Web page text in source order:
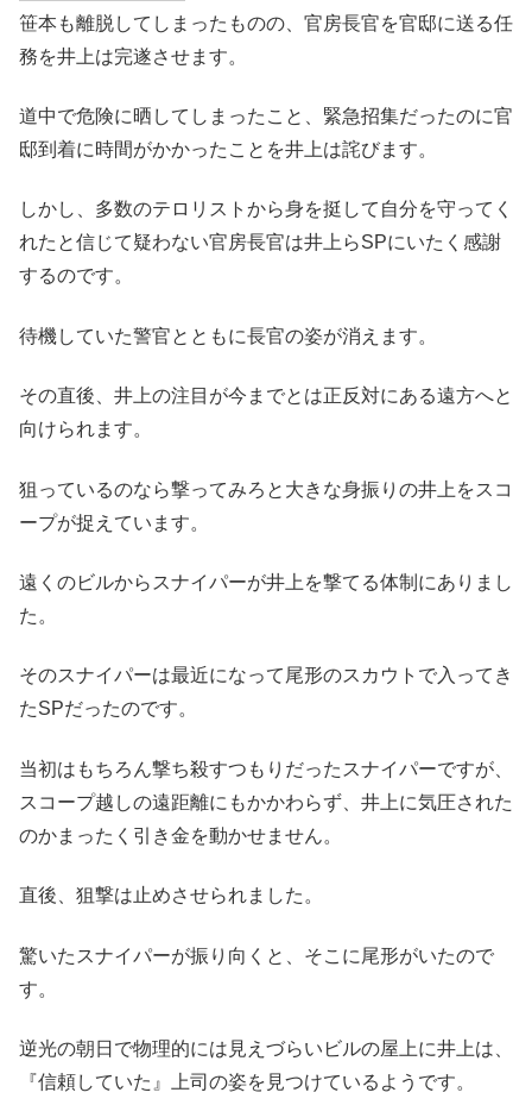
笹本も離脱してしまったものの、官房長官を官邸に送る任
務を井上は完遂させます。
道中で危険に晒してしまったこと、緊急招集だったのに官
邸到着に時間がかかったことを井上は詫びます。
しかし、多数のテロリストから身を挺して自分を守ってく
れたと信じて疑わない官房長官は井上らSPにいたく感謝
するのです。
待機していた警官とともに長官の姿が消えます。
その直後、井上の注目が今までとは正反対にある遠方へと
向けられます。
狙っているのなら撃ってみろと大きな身振りの井上をスコ
ープが捉えています。
遠くのビルからスナイパーが井上を撃てる体制にありまし
た。
そのスナイパーは最近になって尾形のスカウトで入ってき
たSPだったのです。
当初はもちろん撃ち殺すつもりだったスナイパーですが、
スコープ越しの遠距離にもかかわらず、井上に気圧された
のかまったく引き金を動かせません。
直後、狙撃は止めさせられました。
驚いたスナイパーが振り向くと、そこに尾形がいたので
す。
逆光の朝日で物理的には見えづらいビルの屋上に井上は、
『信頼していた』上司の姿を見つけているようです。